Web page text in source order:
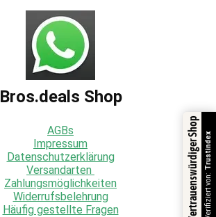
Bros.deals Shop
AGBs
Impressum
Datenschutzerklärung
Versandarten
Zahlungsmöglichkeiten
Widerrufsbelehrung
Häufig gestellte Fragen
Vertrauenswürdiger ShopVerifiziert von:
Trustindex